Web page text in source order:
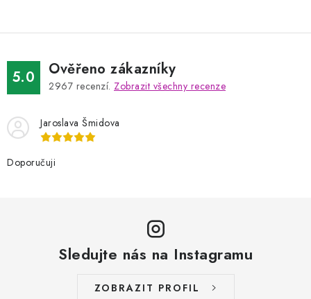
5.0 Ověřeno zákazníky
2967 recenzí. Zobrazit všechny recenze
Jaroslava Šmidova
Doporučuji
Sledujte nás na Instagramu
ZOBRAZIT PROFIL